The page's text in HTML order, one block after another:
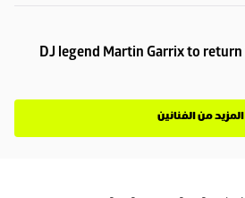
المزيد من الفنانين